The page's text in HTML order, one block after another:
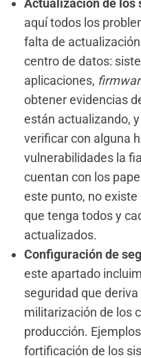
Actualización de los
aquí todos los
falta de
centro de datos:
aplicaciones,
obtener evidencias
están actualizando,
verificar con alguna
vulnerabilidades la
cuentan con los
este punto, no existe
que tenga todos y
actualizados.
Configuración de
este apartado
seguridad que
militarización de los
producción.
fortificación de los